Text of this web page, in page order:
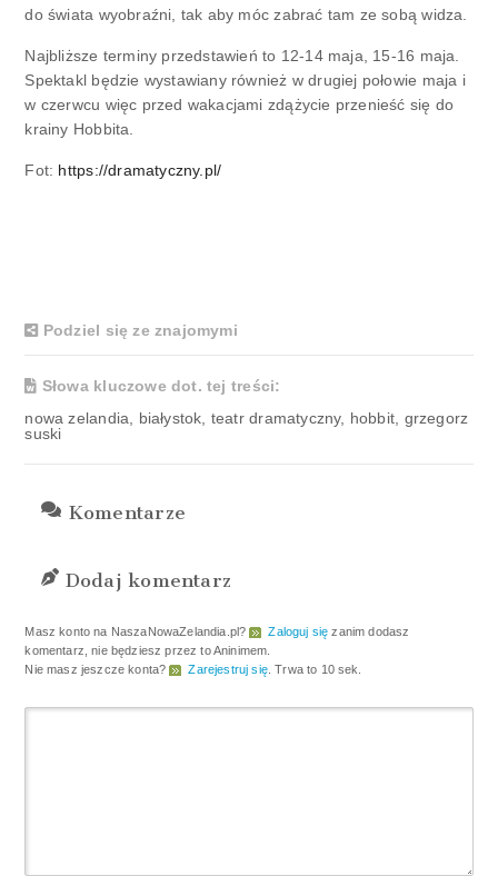
do świata wyobraźni, tak aby móc zabrać tam ze sobą widza.
Najbliższe terminy przedstawień to 12-14 maja, 15-16 maja.
Spektakl będzie wystawiany również w drugiej połowie maja i
w czerwcu więc przed wakacjami zdążycie przenieść się do
krainy Hobbita.
Fot: https://dramatyczny.pl/
Podziel się ze znajomymi
Słowa kluczowe dot. tej treści:
nowa zelandia, białystok, teatr dramatyczny, hobbit, grzegorz
suski
Komentarze
Dodaj komentarz
Masz konto na NaszaNowaZelandia.pl? Zaloguj się zanim dodasz
komentarz, nie będziesz przez to Aninimem.
Nie masz jeszcze konta?
Zarejestruj się. Trwa to 10 sek.